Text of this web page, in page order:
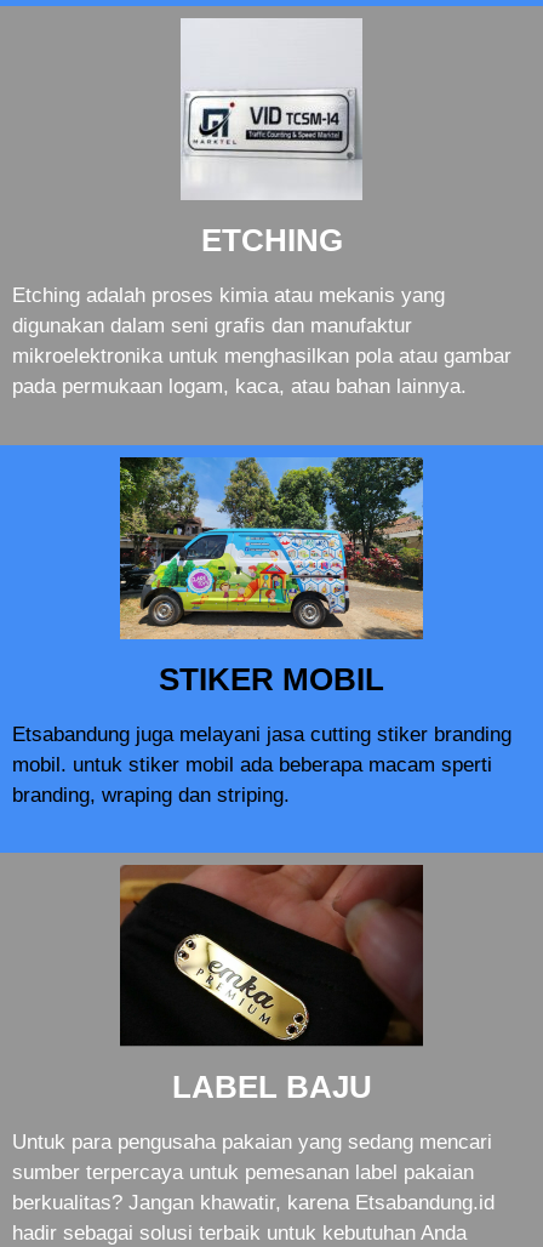
ETCHING
Etching adalah proses kimia atau mekanis yang
digunakan dalam seni grafis dan manufaktur
mikroelektronika untuk menghasilkan pola atau gambar
pada permukaan logam, kaca, atau bahan lainnya.
STIKER MOBIL
Etsabandung juga melayani jasa cutting stiker branding
mobil. untuk stiker mobil ada beberapa macam sperti
branding, wraping dan striping.
LABEL BAJU
Untuk para pengusaha pakaian yang sedang mencari
sumber terpercaya untuk pemesanan label pakaian
berkualitas? Jangan khawatir, karena Etsabandung.id
hadir sebagai solusi terbaik untuk kebutuhan Anda